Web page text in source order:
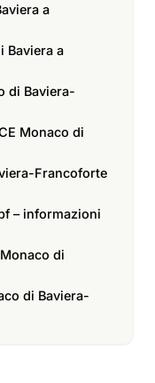
a
Baviera a
di Baviera-
Monaco di
Francoforte
– informazioni
di
di Baviera-